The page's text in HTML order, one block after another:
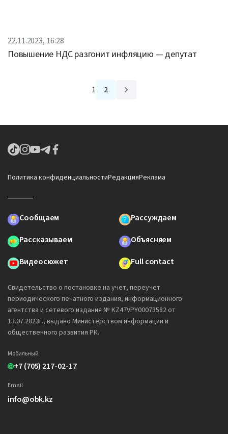
22.11.2023, 16:28
Повышение НДС разгонит инфляцию — депутат
1 2
Политика конфиденциальностиРедакцияРеклама
Сообщаем
Рассуждаем
Рассказываем
Объясняем
Видеосюжет
Full contact
Свидетельство о постановке на учет, переучет
периодического печатного издания, информационного
агентства и сетевого издания № KZ47VPY00073582 от
13.07.2023г., выдано Министерством информации и
общественного развития РК.
Мобильный
+7 (705) 217-02-17
Email
info@obk.kz